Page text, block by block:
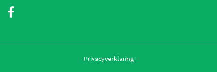
Privacyverklaring